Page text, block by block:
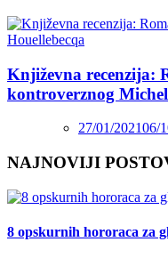
Književna recenzija:
kontroverznog
27/01/202106/
NAJNOVIJI
8 opskurnih hororaca za